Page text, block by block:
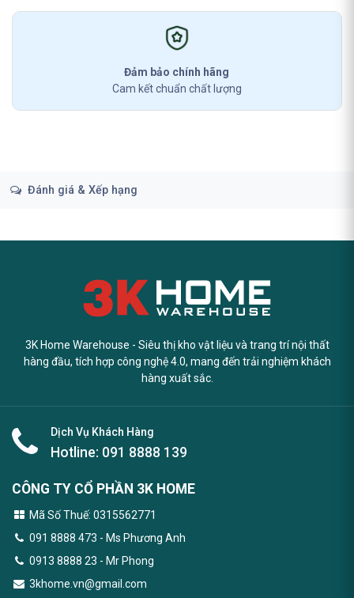
Đảm bảo chính hãng
Cam kết chuẩn chất lượng
Đánh giá & Xếp hạng
3K Home Warehouse - Siêu thị kho vật liệu và trang trí nội thất
hàng đầu, tích hợp công nghệ 4.0, mang đến trải nghiệm khách
hàng xuất sắc.
Dịch Vụ Khách Hàng
Hotline: 091 8888 139
CÔNG TY CỔ PHẦN 3K HOME
Mã Số Thuế: 0315562771
091 8888 473 - Ms Phương Anh
0913 8888 23 - Mr Phong
3khome.vn@gmail.com